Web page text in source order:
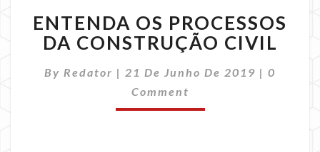
OS
PROCESSOS
DA
CONSTRUÇÃO
ENTENDA OS PROCESSOS
DA CONSTRUÇÃO CIVIL
By Redator | 21 De Junho De 2019 | 0
Comment